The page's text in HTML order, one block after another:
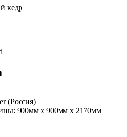
кедр
(Россия)
900мм х 900мм х 2170мм